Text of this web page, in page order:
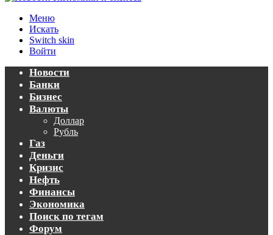
Меню
Искать
Switch skin
Войти
Новости
Банки
Бизнес
Валюты
Доллар
Рубль
Газ
Деньги
Кризис
Нефть
Финансы
Экономика
Поиск по тегам
Форум